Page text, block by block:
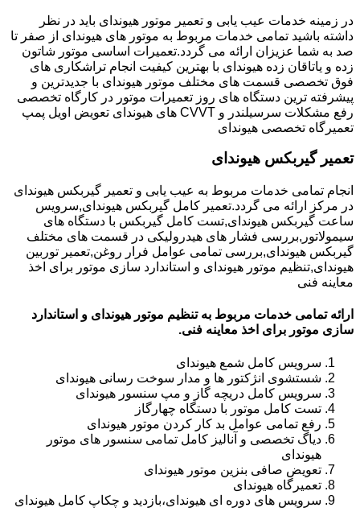
در زمینه خدمات عیب یابی و تعمیر موتور هیوندای باید در نظر
داشته باشید تمامی خدمات مربوط به موتور های هیوندای از صفر تا
صد به شما عزیزان ارائه می گردد.تعمیرات اساسی موتور شاتون
زده و یاتاقان زده هیوندای با بهترین کیفیت انجام تراشکاری های
فوق تخصصی قسمت های مختلف موتور هیوندای با جدیدترین و
پیشرفته ترین دستگاه های روز تعمیرات موتور در کارگاه تخصصی
رفع مشکلات سرسیلندر و CVVT های هیوندای تعویض اویل پمپ
تعمیرگاه تخصصی هیوندای
تعمیر گیربکس هیوندای
انجام تمامی خدمات مربوط به عیب یابی و تعمیر گیربکس هیوندای
در مرکز ارائه می گردد.تعمیر کامل گیربکس هیوندای,سرویس
ساعت گیربکس هیوندای,تست کامل گیربکس با دستگاه های
سیمولاتور,بررسی فشار های هیدرولیکی در قسمت های مختلف
گیربکس هیوندای,بررسی تمامی عوامل فرار روغن,تعمیر توربین
هیوندای,تنظیم موتور هیوندای و استاندارد سازی موتور برای اخذ
معاینه فنی
ارائه تمامی خدمات مربوط به تنظیم موتور هیوندای و استاندارد
سازی موتور برای اخذ معاینه فنی.
سرویس کامل شمع هیوندای
شستشوی انژکتور ها و مدار سوخت رسانی هیوندای
سرویس کامل دریچه گاز و مپ سنسور هیوندای
تست کامل موتور با دستگاه چهارگاز
رفع تمامی عوامل بد کار کردن موتور هیوندای
دیاگ تخصصی و آنالیز کامل تمامی سنسور های موتور
هیوندای
تعویض صافی بنزین موتور هیوندای
تعمیرگاه هیوندای
سرویس های دوره ای هیوندای،بازدید و چکاپ کامل هیوندای